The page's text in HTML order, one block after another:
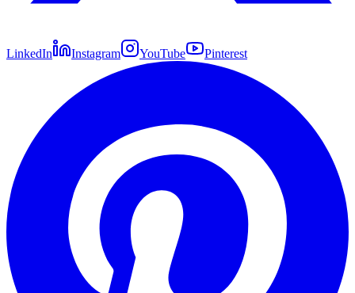
LinkedIn Instagram YouTube Pinterest